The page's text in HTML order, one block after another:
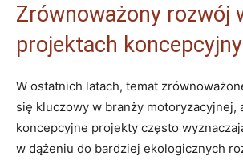
Zrównoważony rozwój
projektach
W ostatnich latach, temat
się kluczowy w branży motoryzacyjnej,
koncepcyjne projekty często
w dążeniu do bardziej ekologicznych